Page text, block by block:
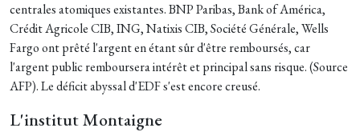
centrales atomiques existantes. BNP Paribas, Bank of América,
Crédit Agricole CIB, ING, Natixis CIB, Société Générale, Wells
Fargo ont prêté l'argent en étant sûr d'être remboursés, car
l'argent public remboursera intérêt et principal sans risque. (Source
AFP). Le déficit abyssal d'EDF s'est encore creusé.
L'institut Montaigne